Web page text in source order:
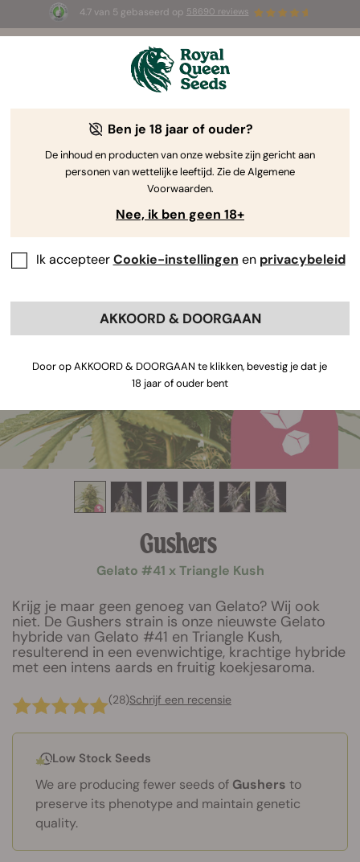
4.7 van 5 gebaseerd op 58690 reviews
3 White Widow Auto zaadjesGRATIS voor de
Gushers
Gelato #41 x Triangle Kush
Krijg je maar geen genoeg van Gelato? Wij ook
niet. De Gushers strain is onze nieuwste Gelato
hybride van Gelato #41 en Triangle Kush,
resulterend in een evenwichtige, krachtige hybride
met een intens aards en fruitig koekjesaroma.
(28)Schrijf een recensie
Low Stock Seeds
We are producing fewer seeds of Gushers to
preserve its phenotype and maintain genetic
quality.
Ben je 18 jaar of ouder?
De inhoud en producten van onze website zijn gericht aan
personen van wettelijke leeftijd. Zie de Algemene
Voorwaarden.
Nee, ik ben geen 18+
Ik accepteerCookie-instellingen en privacybeleid
AKKOORD & DOORGAAN
Door op AKKOORD & DOORGAAN te klikken, bevestig je dat je
18 jaar of ouder bent